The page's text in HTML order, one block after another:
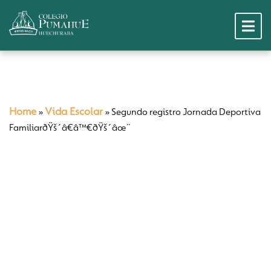
Home » Vida Escolar» Segundo registro Jornada Deportiva
FamiliarðŸš´â€â™€ðŸš´âœ¨